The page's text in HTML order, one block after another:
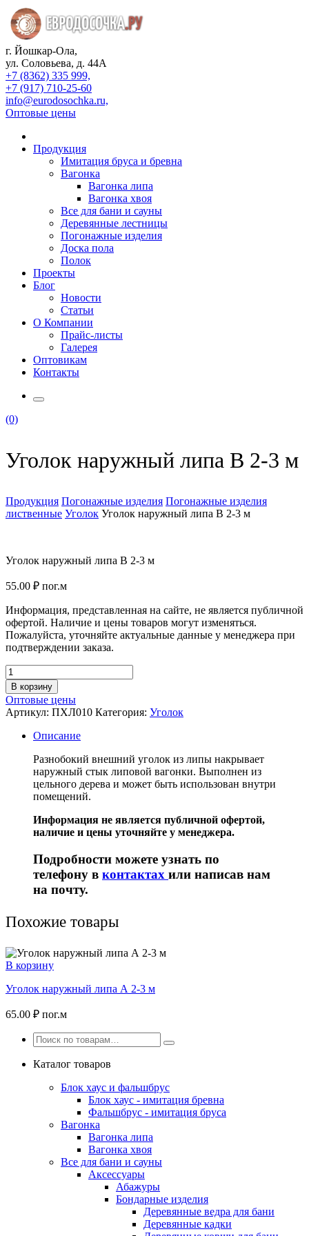
г. Йошкар-Ола,
ул. Соловьева, д. 44А
+7 (8362) 335 999,
+7 (917) 710-25-60
info@eurodosochka.ru,
Оптовые цены
Продукция
Имитация бруса и бревна
Вагонка
Вагонка липа
Вагонка хвоя
Все для бани и сауны
Деревянные лестницы
Погонажные изделия
Доска пола
Полок
Проекты
Блог
Новости
Статьи
О Компании
Прайс-листы
Галерея
Оптовикам
Контакты
(0)
Уголок наружный липа В 2-3 м
Продукция Погонажные изделия Погонажные изделия
лиственные Уголок Уголок наружный липа В 2-3 м
Уголок наружный липа В 2-3 м
55.00 ₽ пог.м
Информация, представленная на сайте, не является публичной
офертой. Наличие и цены товаров могут изменяться.
Пожалуйста, уточняйте актуальные данные у менеджера при
подтверждении заказа.
В корзину
Оптовые цены
Артикул: ПХЛ010 Категория: Уголок
Описание
Разнобокий внешний уголок из липы накрывает
наружный стык липовой вагонки. Выполнен из
цельного дерева и может быть использован внутри
помещений.
Информация не является публичной офертой,
наличие и цены уточняйте у менеджера.
Подробности можете узнать по
телефону в контактах или написав нам
на почту.
Похожие товары
В корзину
Уголок наружный липа А 2-3 м
65.00 ₽ пог.м
Каталог товаров
Блок хаус и фальшбрус
Блок хаус - имитация бревна
Фальшбрус - имитация бруса
Вагонка
Вагонка липа
Вагонка хвоя
Все для бани и сауны
Аксессуары
Абажуры
Бондарные изделия
Деревянные ведра для бани
Деревянные кадки